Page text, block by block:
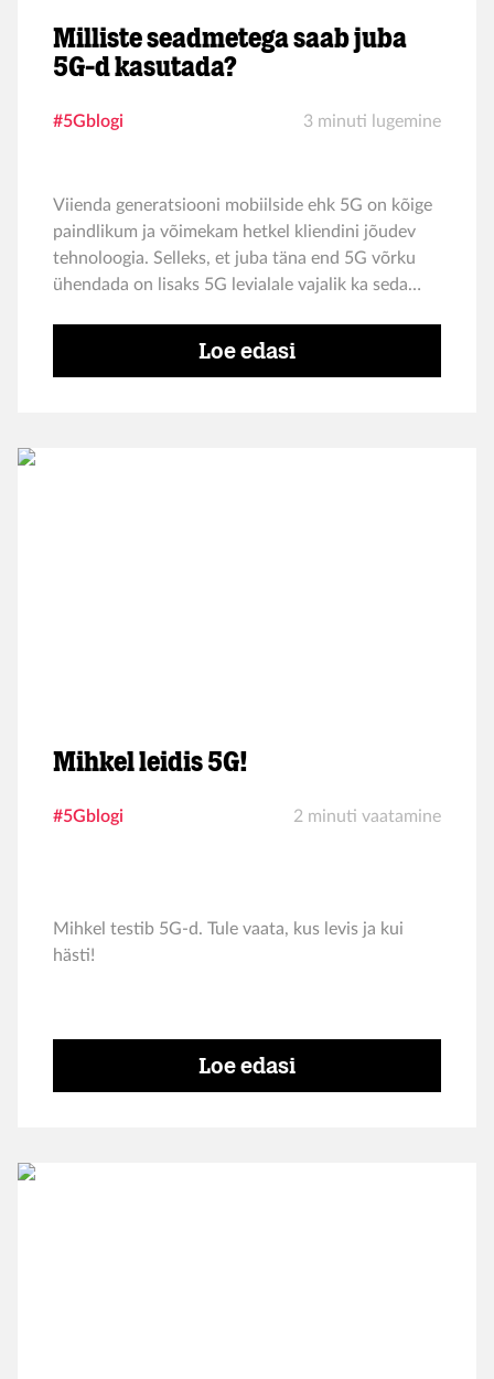
Milliste seadmetega saab juba
5G-d kasutada?
#5Gblogi 3 minuti lugemine
Viienda generatsiooni mobiilside ehk 5G on kõige
paindlikum ja võimekam hetkel kliendini jõudev
tehnoloogia. Selleks, et juba täna end 5G võrku
ühendada on lisaks 5G levialale vajalik ka seda
Loe edasi
Mihkel leidis 5G!
#5Gblogi 2 minuti vaatamine
Mihkel testib 5G-d. Tule vaata, kus levis ja kui
hästi!
Loe edasi